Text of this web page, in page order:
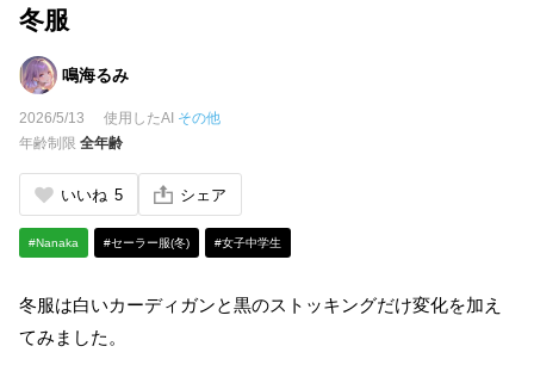
冬服
鳴海るみ
2026/5/13 使用したAI その他
年齢制限 全年齢
いいね 5 シェア
#Nanaka #セーラー服(冬) #女子中学生
冬服は白いカーディガンと黒のストッキングだけ変化を加え
てみました。